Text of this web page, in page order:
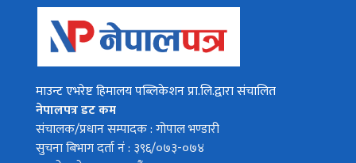
माउन्ट एभरेष्ट हिमालय पब्लिकेशन प्रा.लि.द्वारा संचालित
नेपालपत्र डट कम
संचालक/प्रधान सम्पादक : गोपाल भण्डारी
सुचना बिभाग दर्ता नं : ३९६/०७३-०७४